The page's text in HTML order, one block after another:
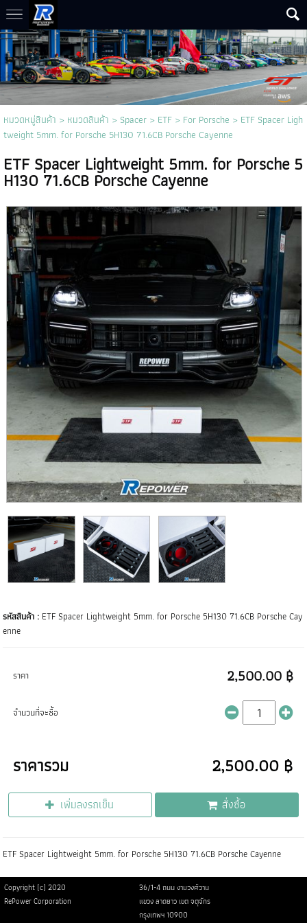
หมวดหมู่สินค้า > หมวดสินค้า > Spacer> ETF> For Porsche > ETF Spacer Ligh
tweight 5mm. for Porsche 5H130 71.6CB Porsche Cayenne
ETF Spacer Lightweight 5mm. for Porsche 5
H130 71.6CB Porsche Cayenne
รหัสสินค้า : ETF Spacer Lightweight 5mm. for Porsche 5H130 71.6CB Porsche Cay
enne
ราคา 2,500.00 ฿
จำนวนที่จะซื้อ
ราคารวม 2,500.00 ฿
เพิ่มลงรถเข็น สั่งซื้อ
ETF Spacer Lightweight 5mm. for Porsche 5H130 71.6CB Porsche Cayenne
Copyright (c) 2020
36/1-4 ถนน งามวงศ์วาน
RePower Corporation
แขวง ลาดยาว เขต จตุจักร
กรุงเทพฯ 10900